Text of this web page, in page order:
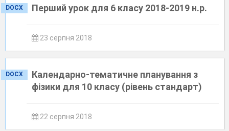
DOCX Перший урок для 6 класу 2018-2019 н.р.
23 серпня 2018
DOCX
Календарно-тематичне планування з
фізики для 10 класу (рівень стандарт)
22 серпня 2018